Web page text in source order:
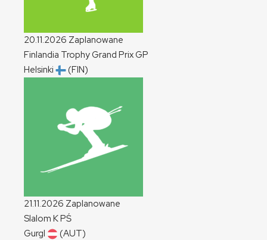
20.11.2026 Zaplanowane
Finlandia Trophy Grand PrixGP
Helsinki
(FIN)
21.11.2026 Zaplanowane
Slalom KPŚ
Gurgl
(AUT)